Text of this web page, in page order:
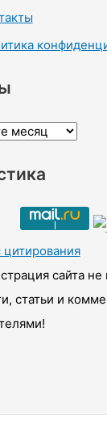
сайта не
статьи и